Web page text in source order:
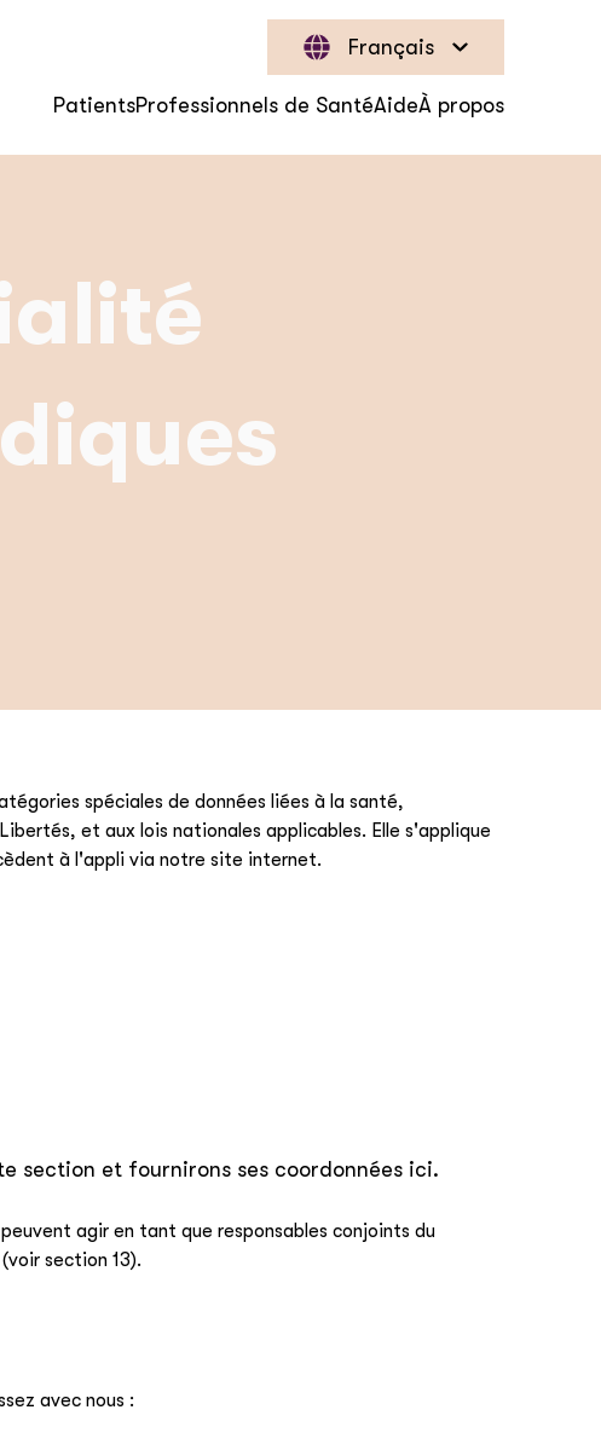
Français
PatientsProfessionnels de SantéAideÀ propos
spéciales de données liées à la santé,
et aux lois nationales applicables. Elle s'applique
à l'appli via notre site internet.
section et fournirons ses coordonnées ici.
agir en tant que responsables conjoints du
section 13).
avec nous :